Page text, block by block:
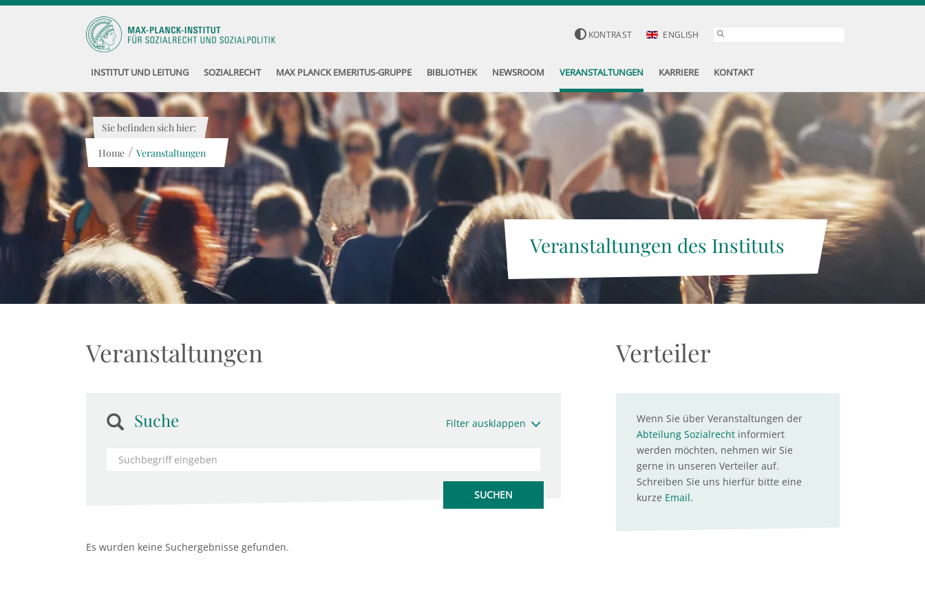
KONTRAST ENGLISH
INSTITUT UND LEITUNG SOZIALRECHT MAX PLANCK EMERITUS-GRUPPE BIBLIOTHEK NEWSROOM VERANSTALTUNGEN KARRIERE KONTAKT
Veranstaltungen des Instituts
Sie befinden sich hier:
Home / Veranstaltungen
Veranstaltungen
Suche Filter ausklappen
Es wurden keine Suchergebnisse gefunden.
Verteiler
Wenn Sie über Veranstaltungen der
Abteilung Sozialrechtinformiert
werden möchten, nehmen wir Sie
gerne in unseren Verteiler auf.
Schreiben Sie uns hierfür bitte eine
kurze Email.